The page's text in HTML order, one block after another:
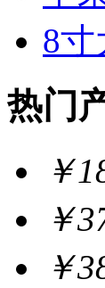
8寸
热门
￥
￥
￥